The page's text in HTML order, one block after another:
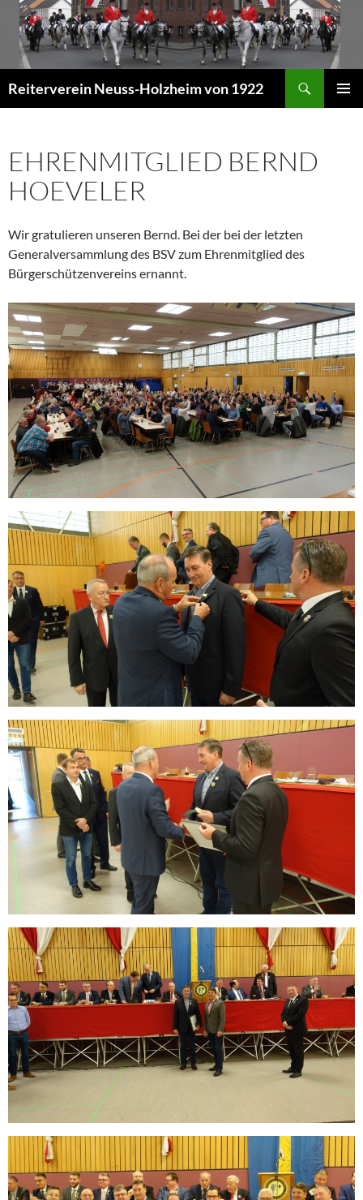
Zum
Inhalt
springen
Reiterverein Neuss-Holzheim von 1922
EHRENMITGLIED BERND
HOEVELER
Wir gratulieren unseren Bernd. Bei der bei der letzten
Generalversammlung des BSV zum Ehrenmitglied des
Bürgerschützenvereins ernannt.